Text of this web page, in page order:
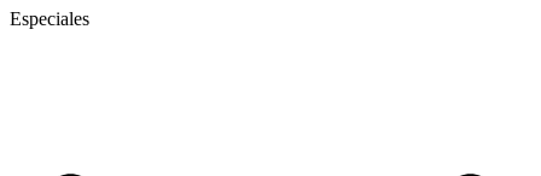
Especiales